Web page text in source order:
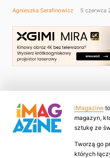
Agnieszka Serafinowicz 5 czerwca
iMagazine
magazyn,
sztukę ze
Tworzą go
których